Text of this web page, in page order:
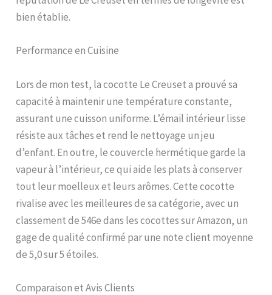
bien établie.
Performance en Cuisine
Lors de mon test, la cocotte Le Creuset a prouvé sa
capacité à maintenir une température constante,
assurant une cuisson uniforme. L’émail intérieur lisse
résiste aux tâches et rend le nettoyage un jeu
d’enfant. En outre, le couvercle hermétique garde la
vapeur à l’intérieur, ce qui aide les plats à conserver
tout leur moelleux et leurs arômes. Cette cocotte
rivalise avec les meilleures de sa catégorie, avec un
classement de 546e dans les cocottes sur Amazon, un
gage de qualité confirmé par une note client moyenne
de 5,0 sur 5 étoiles.
Comparaison et Avis Clients